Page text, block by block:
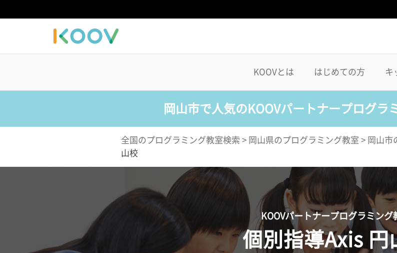
KOOVとは はじめての方 キ
岡山市で人気のKOOVパートナープログラ
全国のプログラミング教室検索 > 岡山県のプログラミング教室 > 岡山市
山校
KOOVパートナープログラミング
個別指導Axis 円